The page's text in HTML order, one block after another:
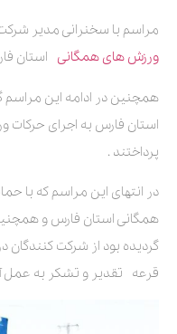
مراسم با سخنرانی مدیر
ورزش های همگانی استان
همچنین در ادامه این
استان فارس به اجرای حرکات
پرداختند .
در انتهای این مراسم که با
همگانی استان فارس و
گردیده بود از شرکت کنندگان
قرعه تقدیر و تشکر به عمل